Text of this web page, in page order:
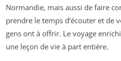
Normandie, mais aussi de faire
prendre le temps d’écouter et de
gens ont à offrir. Le voyage
une leçon de vie à part entière.